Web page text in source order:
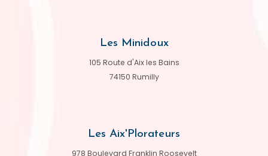
Les Minidoux
105 Route d'Aix les Bains
74150 Rumilly
Les Aix'Plorateurs
978 Boulevard Franklin Roosevelt